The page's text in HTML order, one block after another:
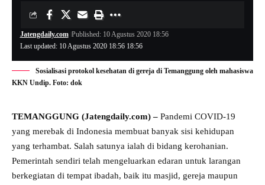
Last updated: 10 Agustus 2020 18:56 18:56
Jatengdaily.com Published: 10 Agustus 2020 18:56
Sosialisasi protokol kesehatan di gereja di Temanggung oleh mahasiswa
KKN Undip. Foto: dok
TEMANGGUNG (Jatengdaily.com) – Pandemi COVID-19
yang merebak di Indonesia membuat banyak sisi kehidupan
yang terhambat. Salah satunya ialah di bidang kerohanian.
Pemerintah sendiri telah mengeluarkan edaran untuk larangan
berkegiatan di tempat ibadah, baik itu masjid, gereja maupun